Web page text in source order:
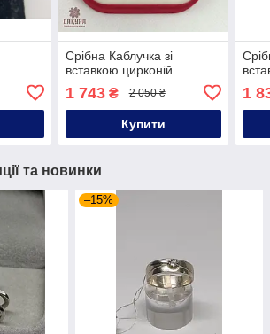
Срібна Каблучка зі
вставкою цирконій
1 743₴ 2 050 ₴
Купити
1
та новинки
–15%